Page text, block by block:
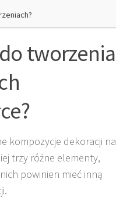
tworzenia
kompozycje dekoracji na
trzy różne elementy,
powinien mieć inną